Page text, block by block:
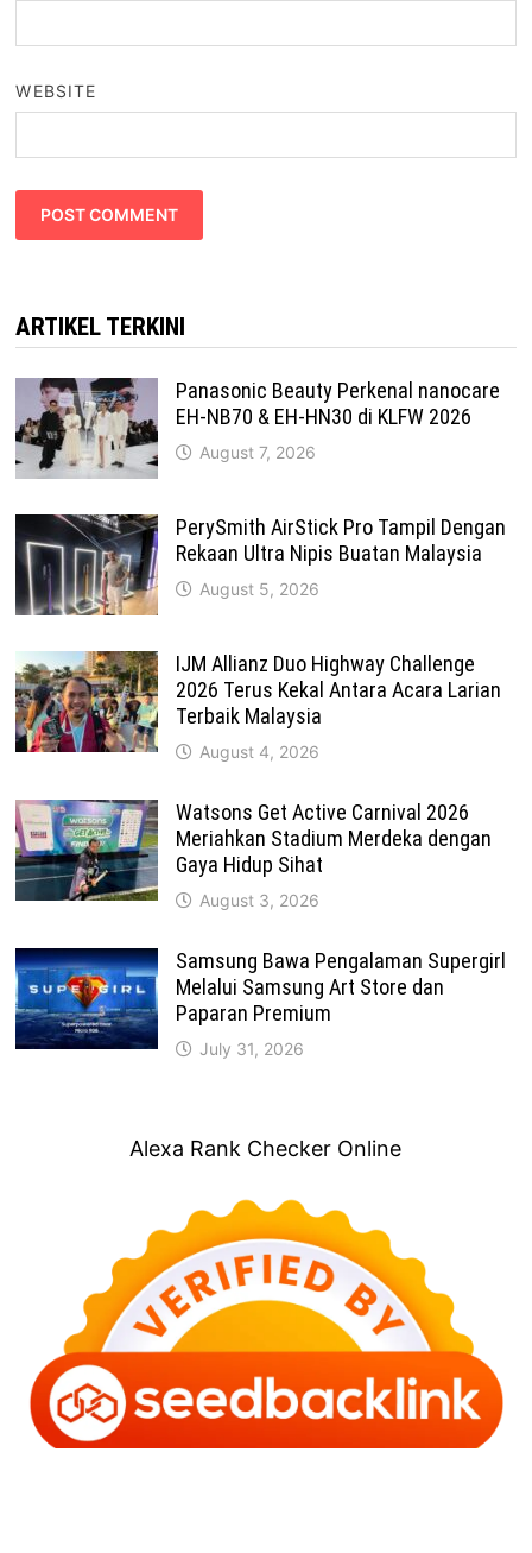
WEBSITE
ARTIKEL TERKINI
Panasonic Beauty Perkenal nanocare
EH-NB70 & EH-HN30 di KLFW 2026
August 7, 2026
PerySmith AirStick Pro Tampil Dengan
Rekaan Ultra Nipis Buatan Malaysia
August 5, 2026
IJM Allianz Duo Highway Challenge
2026 Terus Kekal Antara Acara Larian
Terbaik Malaysia
August 4, 2026
Watsons Get Active Carnival 2026
Meriahkan Stadium Merdeka dengan
Gaya Hidup Sihat
August 3, 2026
Samsung Bawa Pengalaman Supergirl
Melalui Samsung Art Store dan
Paparan Premium
July 31, 2026
Alexa Rank Checker Online